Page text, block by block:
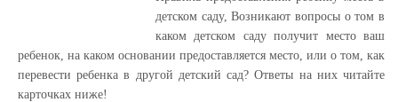
детском саду, Возникают вопросы о том в
каком детском саду получит место ваш
ребенок, на каком основании предоставляется место, или о том, как
перевести ребенка в другой детский сад? Ответы на них читайте
карточках ниже!